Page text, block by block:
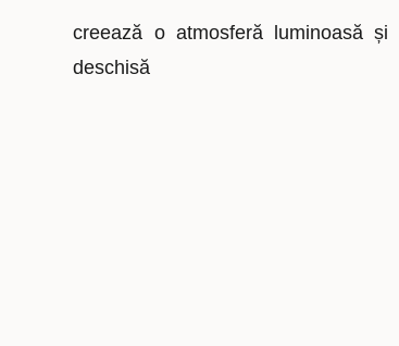
creează o atmosferă luminoasă și
deschisă